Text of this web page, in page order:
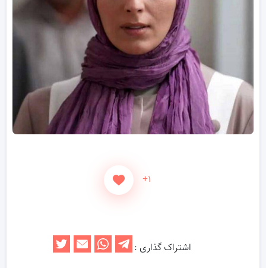
+۱
اشتراک گذاری :